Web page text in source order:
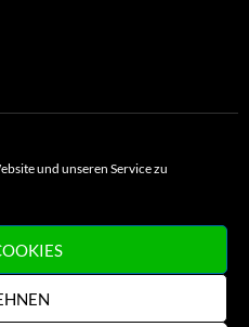
und unseren Service zu